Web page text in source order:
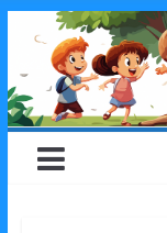
content